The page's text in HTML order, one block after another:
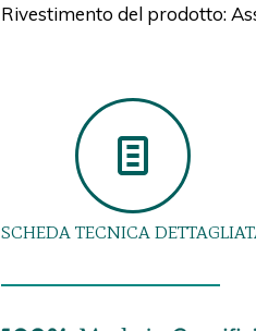
Rivestimento del prodotto:
SCHEDA TECNICA